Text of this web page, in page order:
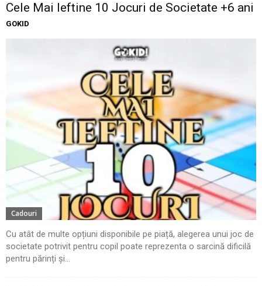
Cele Mai Ieftine 10 Jocuri de Societate +6 ani
GOKID
Cadouri
Cu atât de multe opțiuni disponibile pe piață, alegerea unui joc de
societate potrivit pentru copil poate reprezenta o sarcină dificilă
pentru părinți și...